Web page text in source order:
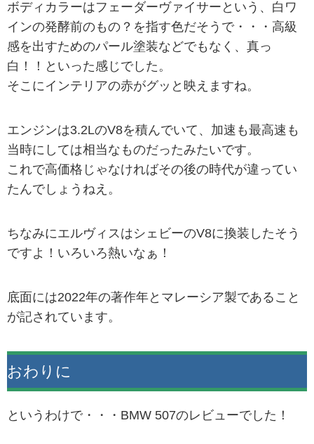
ボディカラーはフェーダーヴァイサーという、白ワ
インの発酵前のもの？を指す色だそうで・・・高級
感を出すためのパール塗装などでもなく、真っ
白！！といった感じでした。
そこにインテリアの赤がグッと映えますね。
エンジンは3.2LのV8を積んでいて、加速も最高速も
当時にしては相当なものだったみたいです。
これで高価格じゃなければその後の時代が違ってい
たんでしょうねえ。
ちなみにエルヴィスはシェビーのV8に換装したそう
ですよ！いろいろ熱いなぁ！
底面には2022年の著作年とマレーシア製であること
が記されています。
おわりに
というわけで・・・BMW 507のレビューでした！